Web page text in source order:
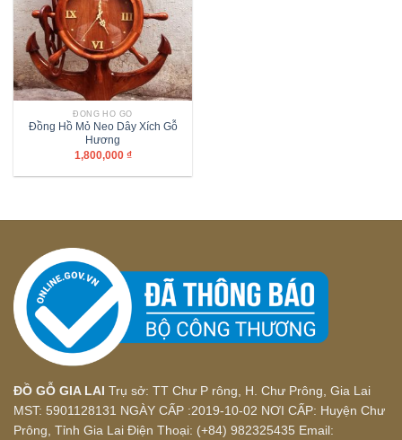
ĐỒNG HỒ GỖ
Đồng Hồ Mỏ Neo Dây Xích Gỗ
Hương
1,800,000 ₫
ĐỒ GỖ GIA LAI Trụ sở: TT Chư P rông, H. Chư Prông, Gia Lai
MST: 5901128131 NGÀY CẤP :2019-10-02 NƠI CẤP: Huyện Chư
Prông, Tỉnh Gia Lai Điện Thoại: (+84) 982325435 Email: